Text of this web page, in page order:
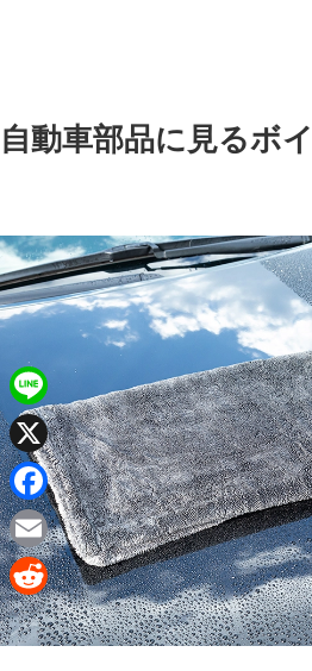
自動車部品に見るボ
L
i
n
e
X
F
a
c
e
E
m
a
R
e